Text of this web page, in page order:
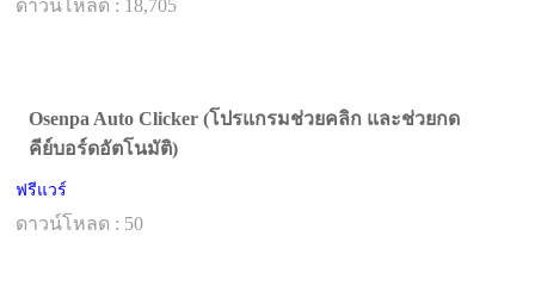
ดาวน์โหลด : 18,705
Osenpa Auto Clicker (โปรแกรมช่วยคลิก และช่วยกด
คีย์บอร์ดอัตโนมัติ)
ฟรีแวร์
ดาวน์โหลด : 50